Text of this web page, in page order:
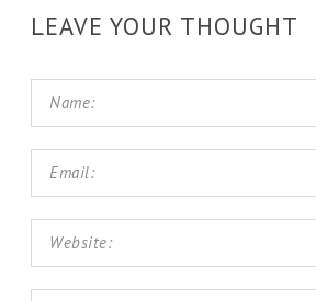
LEAVE YOUR THOUGHT